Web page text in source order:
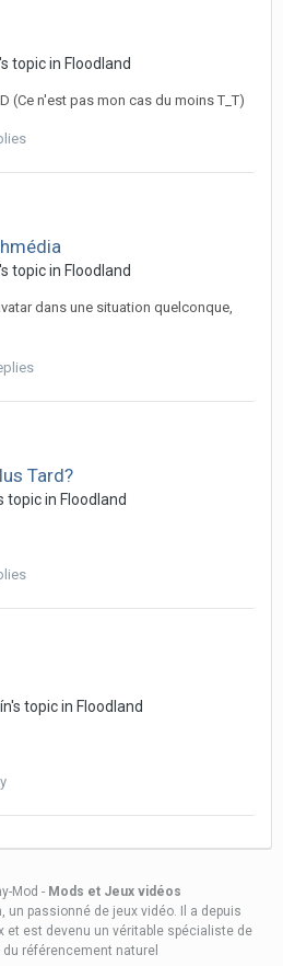
topic in Floodland
(Ce n'est pas mon cas du moins T_T)
topic in Floodland
dans une situation quelconque,
Tard?
topic in Floodland
topic in Floodland
Mod - Mods et Jeux vidéos
, un passionné de jeux vidéo. Il a depuis
et est devenu un véritable spécialiste de
référencement naturel